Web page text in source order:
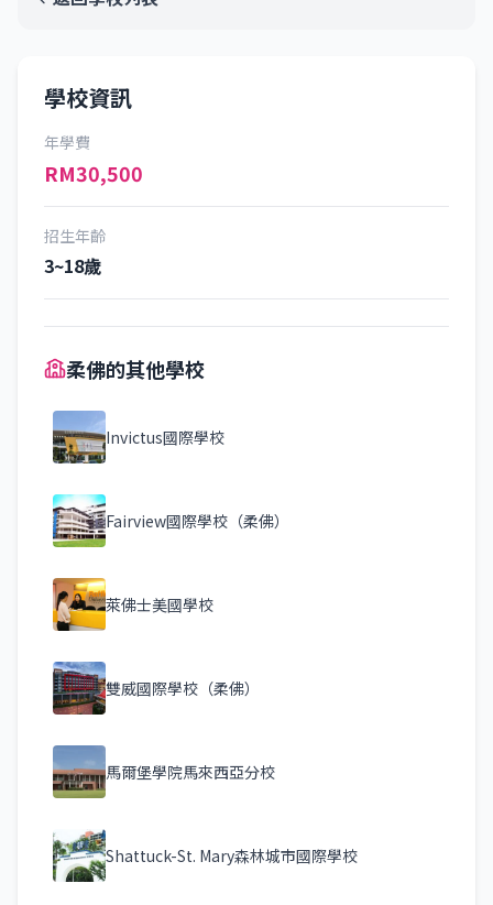
學校資訊
年學費
RM30,500
招生年齡
3~18歲
柔佛的其他學校
Invictus國際學校
Fairview國際學校（柔佛）
萊佛士美國學校
雙威國際學校（柔佛）
馬爾堡學院馬來西亞分校
Shattuck-St. Mary森林城市國際學校